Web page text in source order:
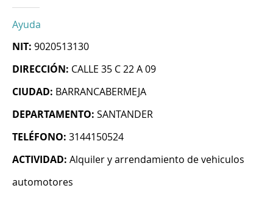
Ayuda
NIT: 9020513130
DIRECCIÓN: CALLE 35 C 22 A 09
CIUDAD: BARRANCABERMEJA
DEPARTAMENTO: SANTANDER
TELÉFONO: 3144150524
ACTIVIDAD: Alquiler y arrendamiento de vehiculos
automotores